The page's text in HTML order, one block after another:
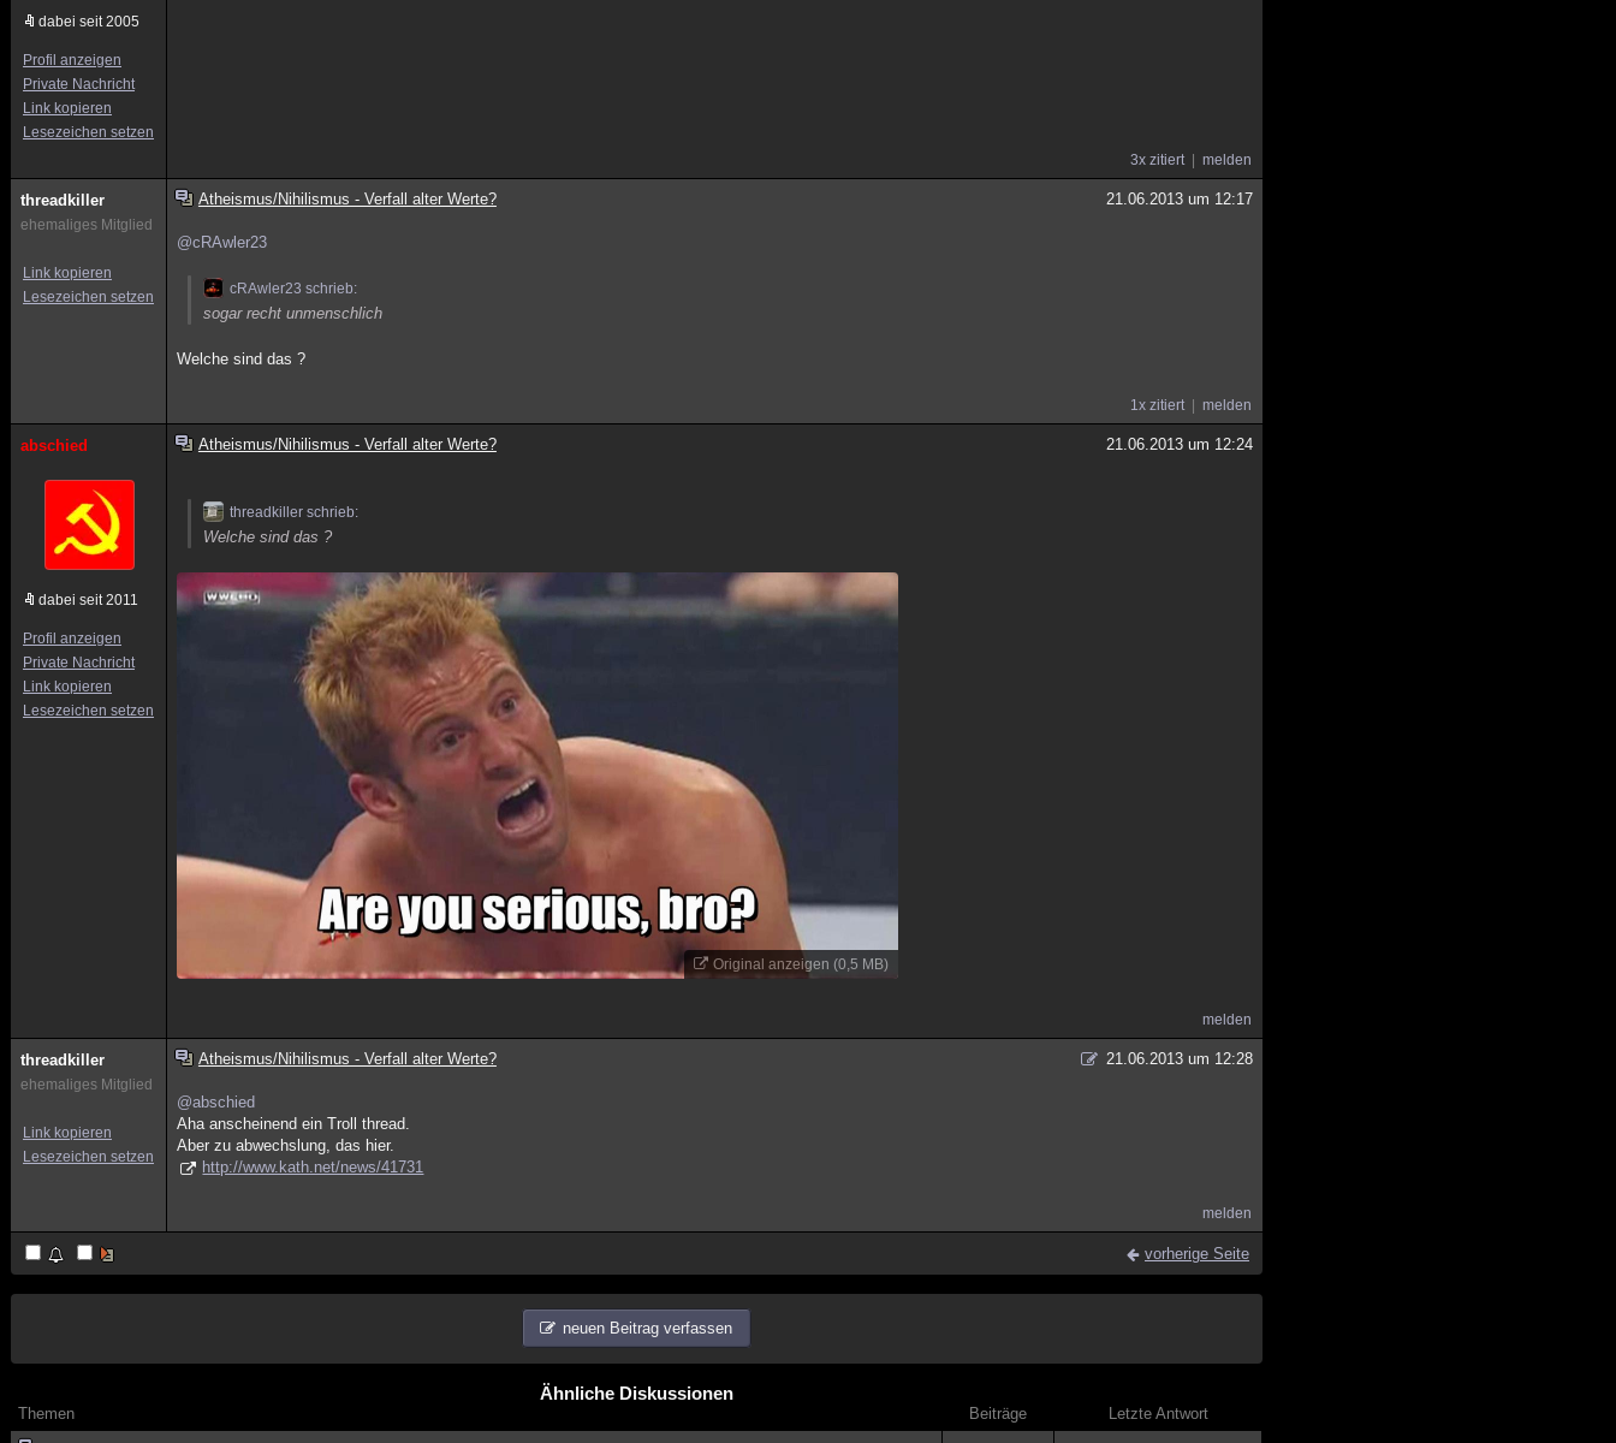
dabei seit 2005
Profil anzeigen
Private Nachricht
Link kopieren
Lesezeichen setzen
3x zitiert melden
threadkiller
ehemaliges Mitglied
Link kopieren
Lesezeichen setzen
Atheismus/Nihilismus - Verfall alter Werte? 21.06.2013 um 12:17
@cRAwler23
cRAwler23 schrieb:
sogar recht unmenschlich
Welche sind das ?
1x zitiert melden
abschied
dabei seit 2011
Profil anzeigen
Private Nachricht
Link kopieren
Lesezeichen setzen
Atheismus/Nihilismus - Verfall alter Werte? 21.06.2013 um 12:24
threadkiller schrieb:
Welche sind das ?
Original anzeigen (0,5 MB)
melden
threadkiller
ehemaliges Mitglied
Link kopieren
Lesezeichen setzen
Atheismus/Nihilismus - Verfall alter Werte? 21.06.2013 um 12:28
@abschied
Aha anscheinend ein Troll thread.
Aber zu abwechslung, das hier.
http://www.kath.net/news/41731
melden
vorherige Seite
neuen Beitrag verfassen
Ähnliche Diskussionen
Themen Beiträge
Letzte Antwort